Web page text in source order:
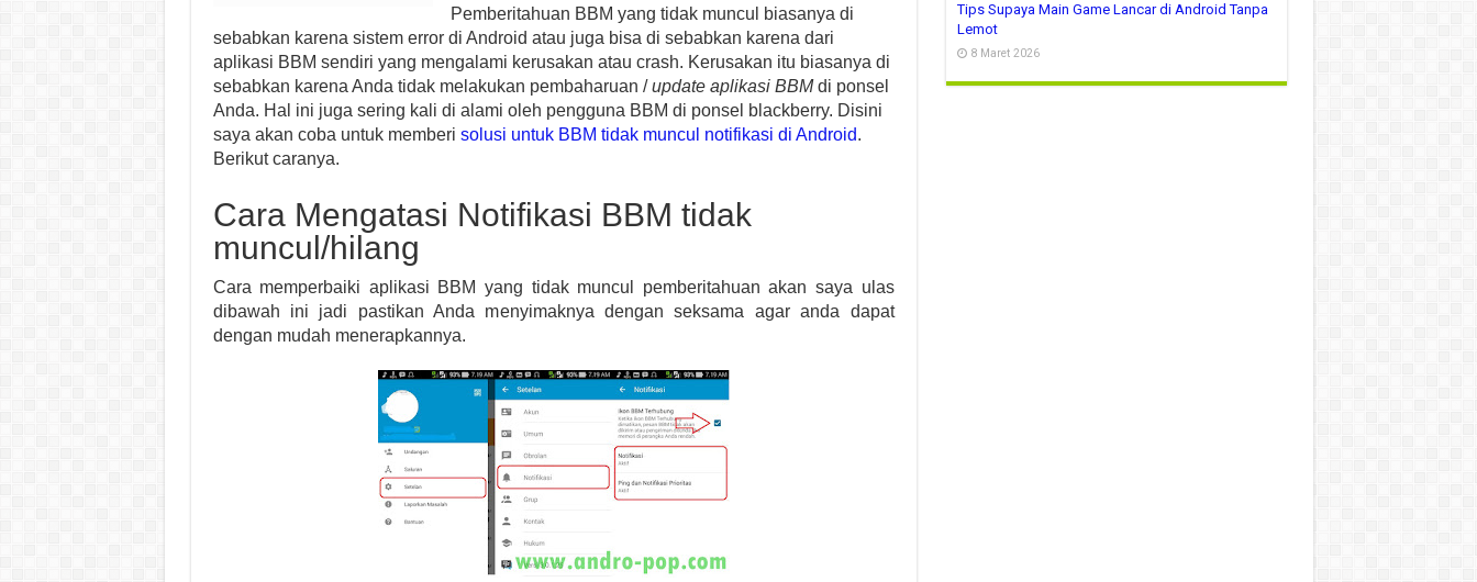
Pemberitahuan BBM yang tidak muncul biasanya di
sebabkan karena sistem error di Android atau juga bisa di sebabkan karena dari
aplikasi BBM sendiri yang mengalami kerusakan atau crash. Kerusakan itu biasanya di
sebabkan karena Anda tidak melakukan pembaharuan /update aplikasi BBMdi ponsel
Anda. Hal ini juga sering kali di alami oleh pengguna BBM di ponsel blackberry. Disini
saya akan coba untuk memberi solusi untuk BBM tidak muncul notifikasi di Android.
Berikut caranya.
Cara Mengatasi Notifikasi BBM tidak
muncul/hilang
Cara memperbaiki aplikasi BBM yang tidak muncul pemberitahuan akan saya ulas
dibawah ini jadi pastikan Anda menyimaknya dengan seksama agar anda dapat
dengan mudah menerapkannya.
Tips Supaya Main Game Lancar di Android Tanpa
Lemot
8 Maret 2026